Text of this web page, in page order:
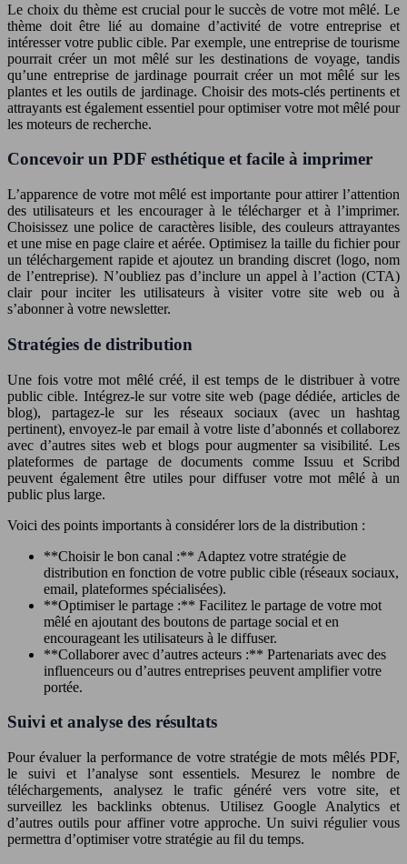
Le choix du thème est crucial pour le succès de votre mot mêlé. Le
thème doit être lié au domaine d’activité de votre entreprise et
intéresser votre public cible. Par exemple, une entreprise de tourisme
pourrait créer un mot mêlé sur les destinations de voyage, tandis
qu’une entreprise de jardinage pourrait créer un mot mêlé sur les
plantes et les outils de jardinage. Choisir des mots-clés pertinents et
attrayants est également essentiel pour optimiser votre mot mêlé pour
les moteurs de recherche.
Concevoir un PDF esthétique et facile à imprimer
L’apparence de votre mot mêlé est importante pour attirer l’attention
des utilisateurs et les encourager à le télécharger et à l’imprimer.
Choisissez une police de caractères lisible, des couleurs attrayantes
et une mise en page claire et aérée. Optimisez la taille du fichier pour
un téléchargement rapide et ajoutez un branding discret (logo, nom
de l’entreprise). N’oubliez pas d’inclure un appel à l’action (CTA)
clair pour inciter les utilisateurs à visiter votre site web ou à
s’abonner à votre newsletter.
Stratégies de distribution
Une fois votre mot mêlé créé, il est temps de le distribuer à votre
public cible. Intégrez-le sur votre site web (page dédiée, articles de
blog), partagez-le sur les réseaux sociaux (avec un hashtag
pertinent), envoyez-le par email à votre liste d’abonnés et collaborez
avec d’autres sites web et blogs pour augmenter sa visibilité. Les
plateformes de partage de documents comme Issuu et Scribd
peuvent également être utiles pour diffuser votre mot mêlé à un
public plus large.
Voici des points importants à considérer lors de la distribution :
**Choisir le bon canal :** Adaptez votre stratégie de
distribution en fonction de votre public cible (réseaux sociaux,
email, plateformes spécialisées).
**Optimiser le partage :** Facilitez le partage de votre mot
mêlé en ajoutant des boutons de partage social et en
encourageant les utilisateurs à le diffuser.
**Collaborer avec d’autres acteurs :** Partenariats avec des
influenceurs ou d’autres entreprises peuvent amplifier votre
portée.
Suivi et analyse des résultats
Pour évaluer la performance de votre stratégie de mots mêlés PDF,
le suivi et l’analyse sont essentiels. Mesurez le nombre de
téléchargements, analysez le trafic généré vers votre site, et
surveillez les backlinks obtenus. Utilisez Google Analytics et
d’autres outils pour affiner votre approche. Un suivi régulier vous
permettra d’optimiser votre stratégie au fil du temps.